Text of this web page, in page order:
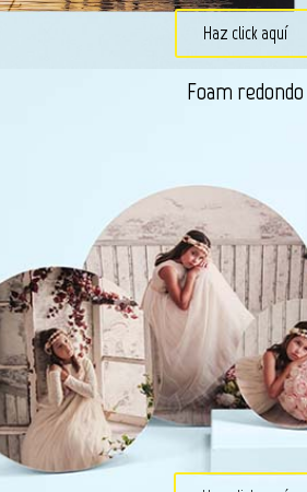
Haz click aquí
Foam redondo